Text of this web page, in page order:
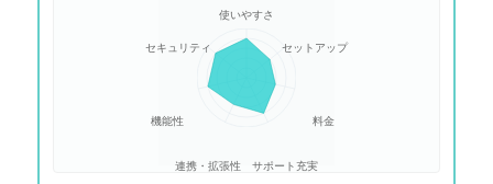
使いやすさ
セットアップ
料金
サポート充実
連携・拡張性
機能性
セキュリティ